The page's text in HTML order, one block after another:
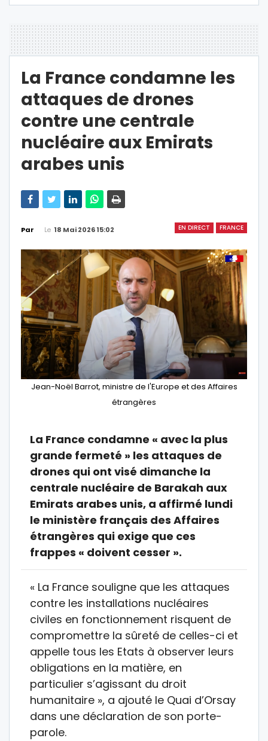
La France condamne les
attaques de drones
contre une centrale
nucléaire aux Emirats
arabes unis
EN DIRECT FRANCE
Par Le 18 Mai 2026 15:02
Jean-Noël Barrot, ministre de l'Europe et des Affaires
étrangères
La France condamne « avec la plus
grande fermeté » les attaques de
drones qui ont visé dimanche la
centrale nucléaire de Barakah aux
Emirats arabes unis, a affirmé lundi
le ministère français des Affaires
étrangères qui exige que ces
frappes « doivent cesser ».
« La France souligne que les attaques
contre les installations nucléaires
civiles en fonctionnement risquent de
compromettre la sûreté de celles-ci et
appelle tous les Etats à observer leurs
obligations en la matière, en
particulier s’agissant du droit
humanitaire », a ajouté le Quai d’Orsay
dans une déclaration de son porte-
parole.